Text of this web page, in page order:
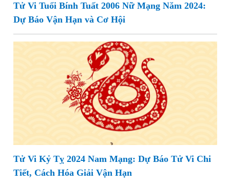
Tử Vi Tuổi Bính Tuất 2006 Nữ Mạng Năm 2024:
Dự Báo Vận Hạn và Cơ Hội
Tử Vi Kỷ Tỵ 2024 Nam Mạng: Dự Báo Tử Vi Chi
Tiết, Cách Hóa Giải Vận Hạn